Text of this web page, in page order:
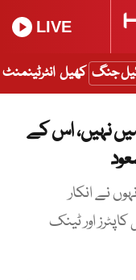
LIVE
جنگ کھیل انٹرٹینمنٹ
نہیں، اس کے
نے انکار
اور ٹینک